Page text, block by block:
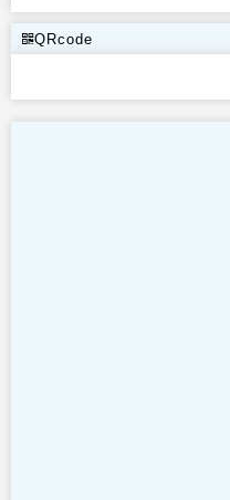
QRcode